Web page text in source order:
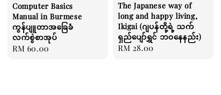
Computer Basics
Manual in Burmese
ကွန်ပျူတာအခြေခံ
လက်စွဲစာအုပ်
Regular
RM 60.00
The Japanese way of
long and happy living,
Ikigai (ဂျပန်တို့ရဲ့ သက်
ရှည်ပျော်ရွှင် ဘဝနေနည်း)
Regular
RM 28.00